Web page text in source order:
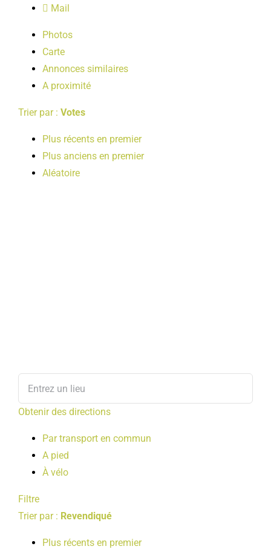
LOISIRS
PUBLICATIONS
Mail
Photos
Carte
Annonces similaires
A proximité
Trier par : Votes
Plus récents en premier
Plus anciens en premier
Aléatoire
Obtenir des directions
Par transport en commun
A pied
À vélo
Filtre
Trier par : Revendiqué
Plus récents en premier